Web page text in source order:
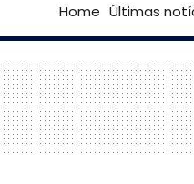
Home Últimas